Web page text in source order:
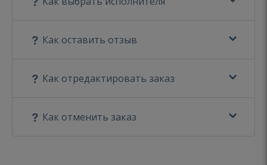
Как оставить отзыв
Как отредактировать заказ
Как отменить заказ